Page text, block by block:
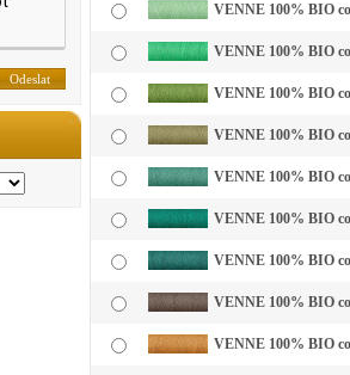
VENNE 100% BIO
VENNE 100% BIO
VENNE 100% BIO
VENNE 100% BIO
VENNE 100% BIO
VENNE 100% BIO
VENNE 100% BIO
VENNE 100% BIO
VENNE 100% BIO